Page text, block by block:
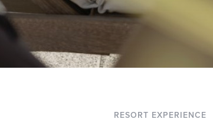
RESORT EXPERIENCE